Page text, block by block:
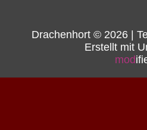
Drachenhort © 2026 |
Erstellt mit
mod